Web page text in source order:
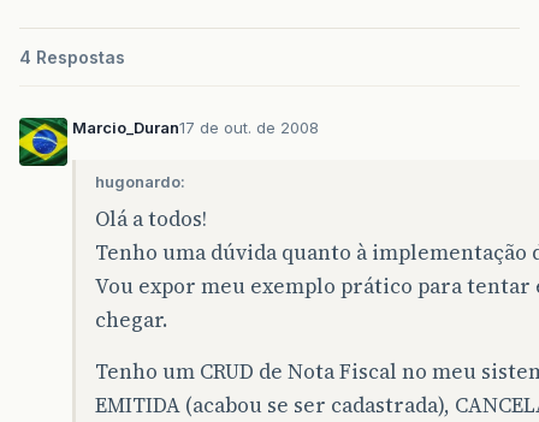
4 Respostas
Marcio_Duran17 de out. de 2008
hugonardo:
Olá a todos!
Tenho uma dúvida quanto à implementação
Vou expor meu exemplo prático para
chegar.
Tenho um CRUD de Nota Fiscal no meu
EMITIDA (acabou se ser cadastrada),